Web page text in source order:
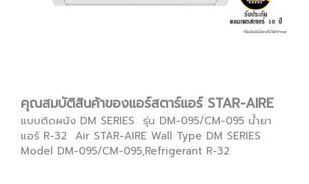
คุณสมบัติสินค้าของแอร์สตาร์แอร์ STAR-AIRE
แบบติดผนัง DM SERIES รุ่น DM-095/CM-095 น้ำยา
แอร์ R-32 Air STAR-AIRE Wall Type DM SERIES
Model DM-095/CM-095,Refrigerant R-32